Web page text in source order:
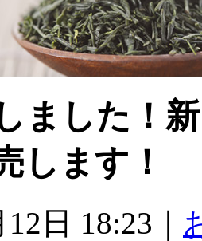
ました！
します！
日 18:23｜